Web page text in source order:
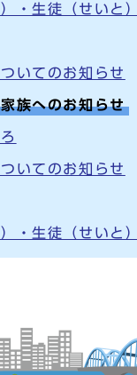
・生徒（せいと
いてのお知らせ
族へのお知らせ
いてのお知らせ
・生徒（せいと